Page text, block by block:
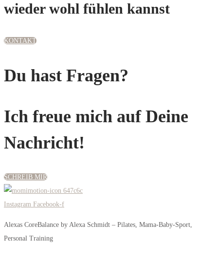
wieder wohl fühlen kannst
KONTAKT
Du hast Fragen?
Ich freue mich auf Deine
Nachricht!
SCHREIB MIR
Instagram Facebook-f
Alexas CoreBalance by Alexa Schmidt – Pilates, Mama-Baby-Sport,
Personal Training